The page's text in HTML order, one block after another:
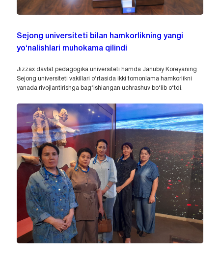
Sejong universiteti bilan hamkorlikning yangi
yo‘nalishlari muhokama qilindi
Jizzax davlat pedagogika universiteti hamda Janubiy Koreyaning
Sejong universiteti vakillari o‘rtasida ikki tomonlama hamkorlikni
yanada rivojlantirishga bag‘ishlangan uchrashuv bo‘lib o‘tdi.